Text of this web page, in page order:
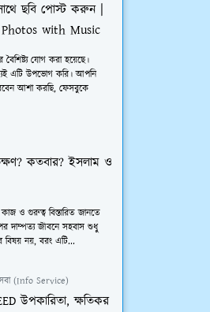
ছবি পোস্ট করুন |
with Music
যোগ করা হয়েছে।
এটি উপভোগ করি। আপনি
আশা করছি, ফেসবুকে
কতবার? ইসলাম ও
ও গুরুত্ব বিস্তারিত জানতে
দাম্পত্য জীবনে সহবাস শুধু
বিষয় নয়, বরং এটি...
(Info Service)
উপকারিতা, ক্ষতিকর